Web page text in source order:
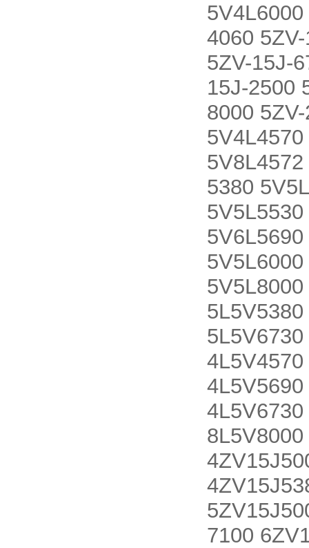
4060
5ZV-15J-
15J-2500
8000
5380
7100